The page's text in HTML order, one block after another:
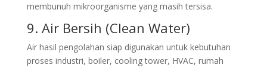
membunuh mikroorganisme yang masih tersisa.
9. Air Bersih (Clean Water)
Air hasil pengolahan siap digunakan untuk kebutuhan
proses industri, boiler, cooling tower, HVAC, rumah